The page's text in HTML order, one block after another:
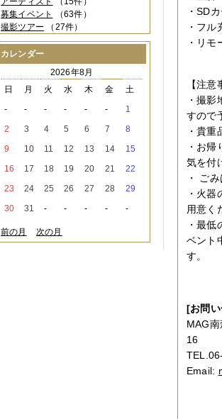
・SD
・フ
・リ
【注
・撮
すので
・貴
・お
気を付
・ ご
・火
用意く
・最
ベント
す。
[お問
MAG
16
Email:
2021年11月（3件）
2021年10月
（1件）
2021年08月
2021年07月（1件）
（3件）
2021年05月（2件）
2021年02月 （1件）
2020年12月（3件）
2020年11月 （6件）
2020年09月（5件）
2020年08月
2020年06月（2件）
2020年04月（4件）
募集イベント
（63件）
撮影ツアー （27件）
カレンダー
2026年8月
日
月 火 水 木 金
土
-
- - - - -
1
2
3 4 5 6 7
8
9
10 11 12 13 14
15
16
17 18 19 20 21
22
23
24 25 26 27 28
29
30
31 - - - - -
前の月 次の月